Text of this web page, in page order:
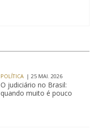
POLÍTICA | 25 MAI. 2026
O judiciário no Brasil:
quando muito é pouco